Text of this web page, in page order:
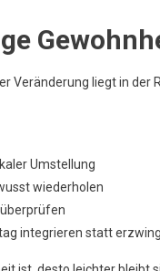
Veränderung liegt in der
Umstellung
wiederholen
integrieren statt